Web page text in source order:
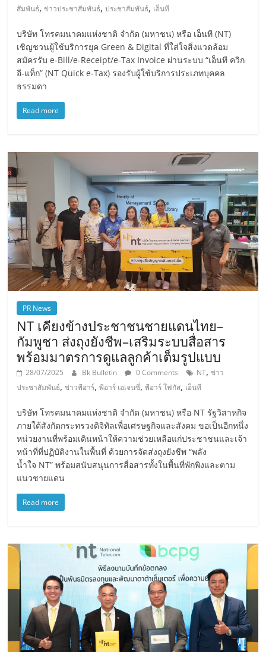
สัมพันธ์,ข่าวประชาสัมพันธ์,ประชาสัมพันธ์, เอ็นที
บริษัท โทรคมนาคมแห่งชาติ จำกัด (มหาชน) หรือ เอ็นที (NT)
เชิญชวนผู้ใช้บริการยุค Green & Digital ที่ใส่ใจสิ่งแวดล้อม
สมัครรับ e-Bill/e-Receipt/e-Tax Invoice ผ่านระบบ “เอ็นที ควิก
อี-แท็ก” (NT Quick e-Tax) รองรับผู้ใช้บริการประเภทบุคคล
ธรรมดา
Read more
PR News
NT เคียงข้างประชาชนชายแดนไทย–
กัมพูชา ส่งถุงยังชีพ–เสริมระบบสื่อสาร
พร้อมมาตรการดูแลลูกค้าเต็มรูปแบบ
28/07/2025 Bk Bulletin 0 Comments NT,ข่าว
ประชาสัมพันธ์,ข่าวพีอาร์,พีอาร์ เอเจนซี่,พีอาร์ โฟกัส, เอ็นที
บริษัท โทรคมนาคมแห่งชาติ จำกัด (มหาชน) หรือ NT รัฐวิสาหกิจ
ภายใต้สังกัดกระทรวงดิจิทัลเพื่อเศรษฐกิจและสังคม ขอเป็นอีกหนึ่ง
หน่วยงานที่พร้อมเดินหน้าให้ความช่วยเหลือแก่ประชาชนและเจ้า
หน้าที่ที่ปฏิบัติงานในพื้นที่ ด้วยการจัดส่งถุงยังชีพ “พลัง
น้ำใจ NT” พร้อมสนับสนุนการสื่อสารทั้งในพื้นที่พักพิงและตาม
แนวชายแดน
Read more